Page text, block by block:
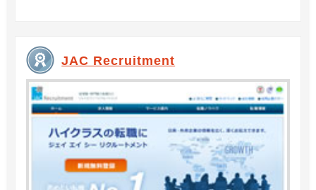
JAC Recruitment